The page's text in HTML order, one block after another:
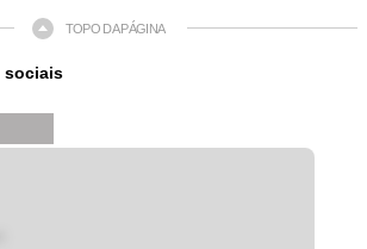
TOPO DA PÁGINA
sociais